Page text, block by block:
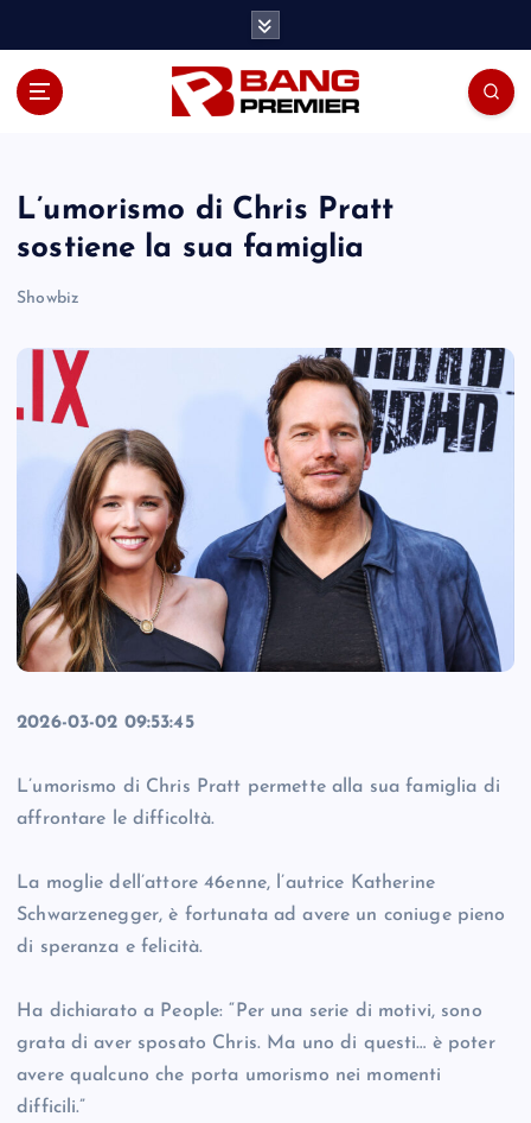
L’umorismo di Chris Pratt
sostiene la sua famiglia
Showbiz
2026-03-02 09:53:45
L’umorismo di Chris Pratt permette alla sua famiglia di
affrontare le difficoltà.
La moglie dell’attore 46enne, l’autrice Katherine
Schwarzenegger, è fortunata ad avere un coniuge pieno
di speranza e felicità.
Ha dichiarato a People: “Per una serie di motivi, sono
grata di aver sposato Chris. Ma uno di questi… è poter
avere qualcuno che porta umorismo nei momenti
difficili.”